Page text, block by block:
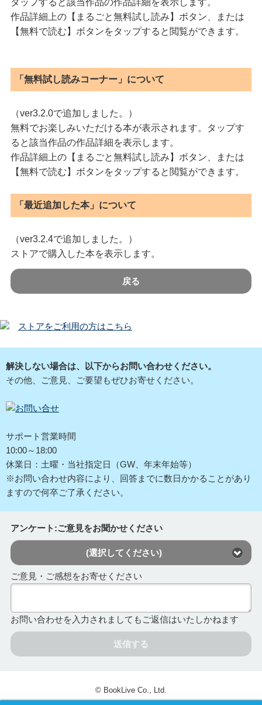
タップすると該当作品の作品詳細を表示します。
作品詳細上の【まるごと無料試し読み】ボタン、または
【無料で読む】ボタンをタップすると閲覧ができます。
「無料試し読みコーナー」について
（ver3.2.0で追加しました。）
無料でお楽しみいただける本が表示されます。タップす
ると該当作品の作品詳細を表示します。
作品詳細上の【まるごと無料試し読み】ボタン、または
【無料で読む】ボタンをタップすると閲覧ができます。
「最近追加した本」について
（ver3.2.4で追加しました。）
ストアで購入した本を表示します。
戻る
ストアをご利用の方はこちら
解決しない場合は、以下からお問い合わせください。
その他、ご意見、ご要望もぜひお寄せください。
サポート営業時間
10:00～18:00
休業日：土曜・当社指定日（GW、年末年始等）
※お問い合わせ内容により、回答までに数日かかることがあり
ますので何卒ご了承ください。
アンケート:ご意見をお聞かせください
(選択してください)
ご意見・ご感想をお寄せください
お問い合わせを入力されましてもご返信はいたしかねます
送信する
© BookLive Co., Ltd.